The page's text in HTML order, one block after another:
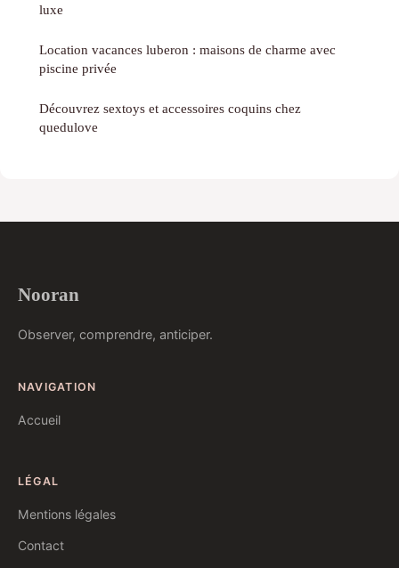
luxe
Location vacances luberon : maisons de charme avec
piscine privée
Découvrez sextoys et accessoires coquins chez
quedulove
Nooran
Observer, comprendre, anticiper.
NAVIGATION
Accueil
LÉGAL
Mentions légales
Contact